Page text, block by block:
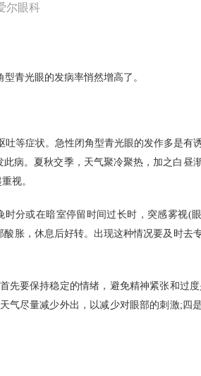
尔眼科
青光眼的发病率悄然增高了。
等症状。急性闭角型青光眼的发作多是有
病。夏秋交季，天气聚冷聚热，加之白昼
视。
分或在暗室停留时间过长时，突感雾视(
胀，休息后好转。出现这种情况要及时去
先要保持稳定的情绪，避免精神紧张和过
气尽量减少外出，以减少对眼部的刺激;四